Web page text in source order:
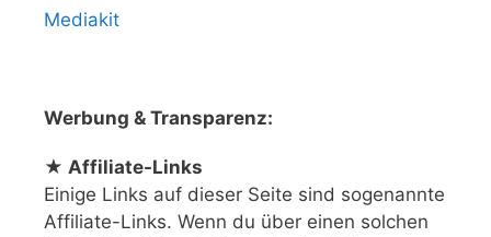
Mediakit
Werbung & Transparenz:
★ Affiliate-Links
Einige Links auf dieser Seite sind sogenannte
Affiliate-Links. Wenn du über einen solchen